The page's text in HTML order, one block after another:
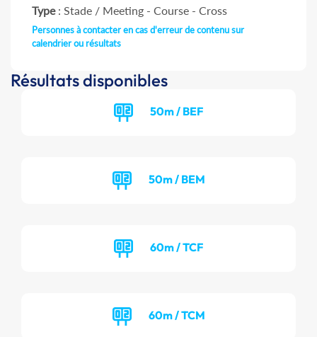
Type: Stade / Meeting - Course - Cross
Personnes à contacter en cas d'erreur de contenu sur
calendrier ou résultats
Résultats disponibles
50m / BEF
50m / BEM
60m / TCF
60m / TCM